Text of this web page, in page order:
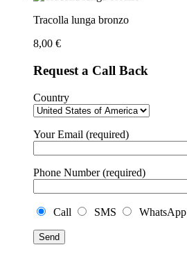
Tracolla lunga bronzo
8,00 €
Request a Call Back
Country
Your Email (required)
Phone Number (required)
Call SMS WhatsApp